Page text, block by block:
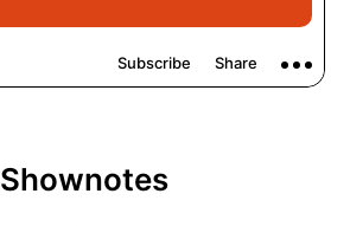
Shownotes